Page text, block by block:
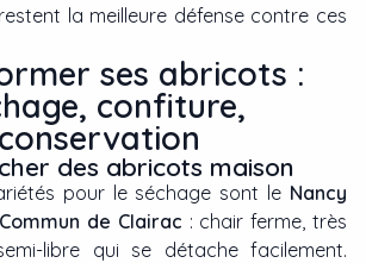
la meilleure défense contre ces
ses abricots :
confiture,
conservation
des abricots maison
pour le séchage sont le Nancy
Commun de Clairac : chair ferme, très
libre qui se détache facilement.